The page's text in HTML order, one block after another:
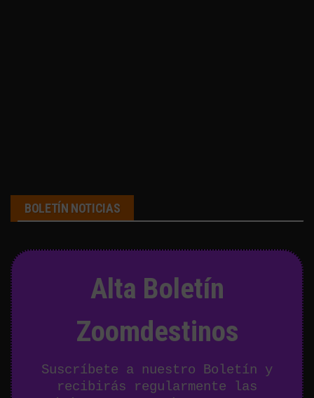
BOLETÍN NOTICIAS
Alta Boletín
Zoomdestinos
Suscríbete a nuestro Boletín y
recibirás regularmente las